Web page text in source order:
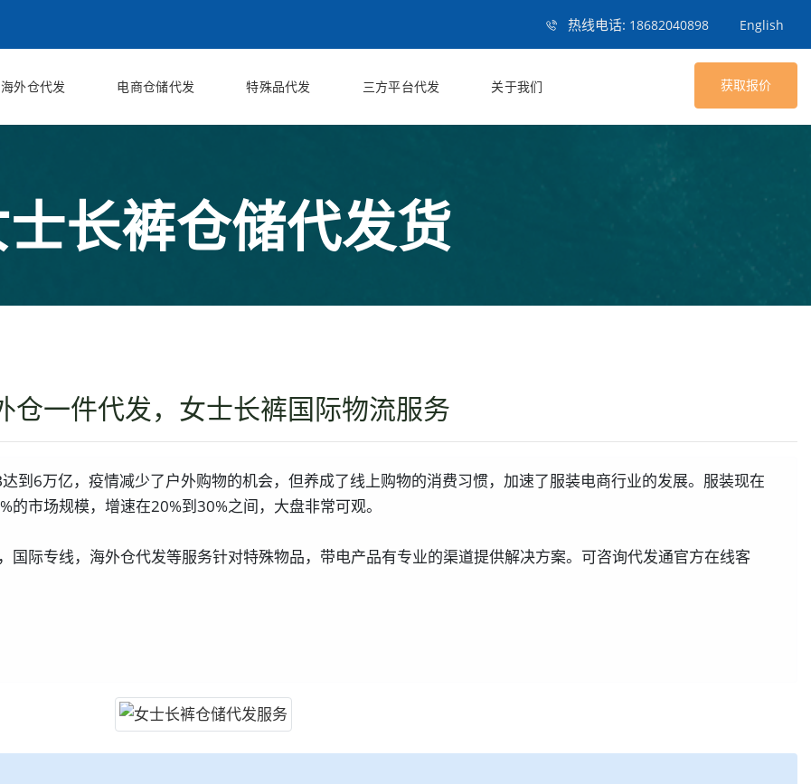
热线电话: 18682040898 English
海外仓代发 电商仓储代发 特殊品代发 三方平台代发 关于我们 获取报价
长裤仓储代发货
仓一件代发，女士长裤国际物流服务
到6万亿，疫情减少了户外购物的机会，但养成了线上购物的消费习惯，加速了服装电商行业的发展。服装现在
市场规模，增速在20%到30%之间，大盘非常可观。
际专线，海外仓代发等服务针对特殊物品，带电产品有专业的渠道提供解决方案。可咨询代发通官方在线客